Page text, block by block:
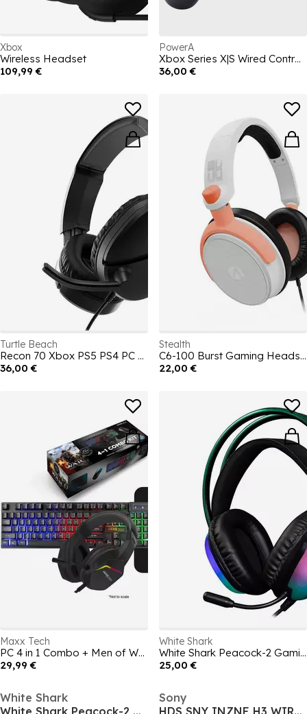
Xbox
Wireless Headset
109,99 €
PowerA
Xbox Series X|S Wired Controller - Black
36,00 €
Turtle Beach
Recon 70 Xbox PS5 PS4 PC Headset - Black
36,00 €
Stealth
C6-100 Burst Gaming Headset PS4 PS5 XBOX Switch & PC - Peach & White
22,00 €
Maxx Tech
PC 4 in 1 Combo + Men of Wars Game
29,99 €
White Shark
White Shark Peacock-2 Gaming Headset
25,00 €
White Shark
White Shark Peacock-2 Gaming Headset
Sony
HDS SNY INZNE H3 WIRED GM WHT